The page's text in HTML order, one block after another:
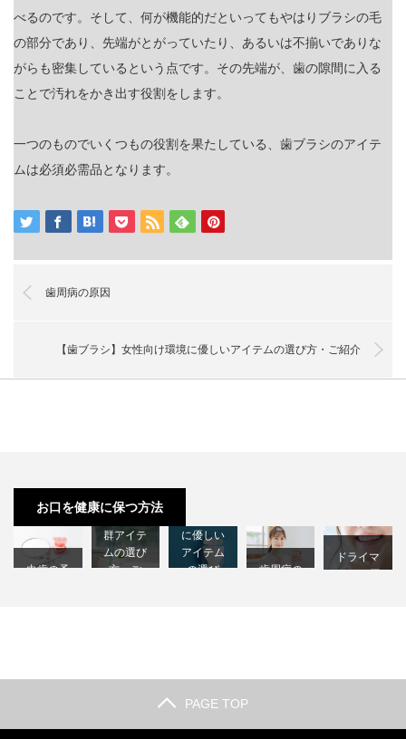
べるのです。そして、何が機能的だといってもやはりブラシの毛
の部分であり、先端がとがっていたり、あるいは不揃いでありな
がらも密集しているという点です。その先端が、歯の隙間に入る
ことで汚れをかき出す役割をします。
一つのものでいくつもの役割を果たしている、歯ブラシのアイテ
ムは必須必需品となります。
歯周病の原因
【歯ブラシ】女性向け環境に優しいアイテムの選び方・ご紹介
お口を健康に保つ方法
虫歯の予
寄り向け
群アイテ
ムの選び
方・ご
に優しい
アイテム
の選び
歯周病の
ドライマ
PAGE TOP